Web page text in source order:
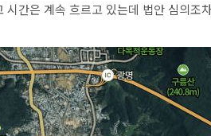
시간은 계속 흐르고 있는데 법안 심의조